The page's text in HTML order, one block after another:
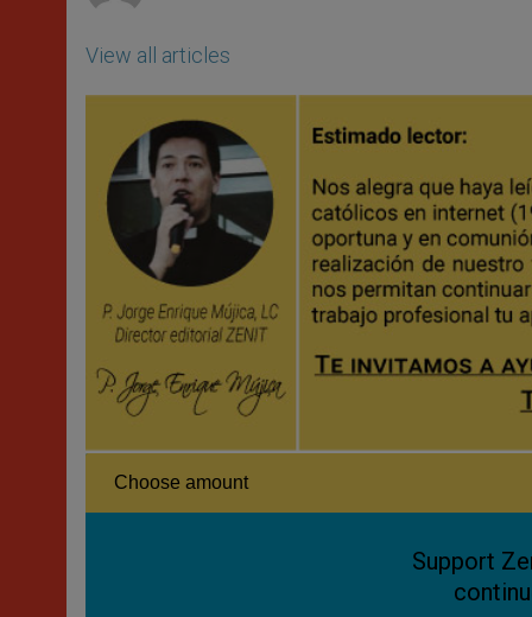
View all articles